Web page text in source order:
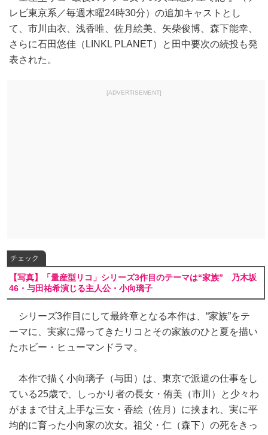
レビ東京系／毎週木曜24時30分）の追加キャストとし
て、市川由衣、浅香唯、佐月絵美、矢柴俊博、森下能幸、
さらに石田悠佳（LINKL PLANET）と田中要次の続投も発
表された。
[ADVERTISEMENT]
チェック
【写真】「量産型リコ」シリーズ3作目のテーマは“家族” 乃木坂
46・与田祐希演じる主人公・小向璃子
シリーズ3作目にして最終章となる本作は、“家族”をテ
ーマに、実家に帰ってきたリコとその家族のひと夏を描い
たホビー・ヒューマンドラマ。
本作で描く小向璃子（与田）は、東京で派遣の仕事をし
ている25歳で、しっかり者の長女・侑美（市川）と少々わ
がままで甘え上手な三女・香絵（佐月）に挟まれ、実に平
均的に育った小向家の次女。祖父・仁（森下）の死をきっ